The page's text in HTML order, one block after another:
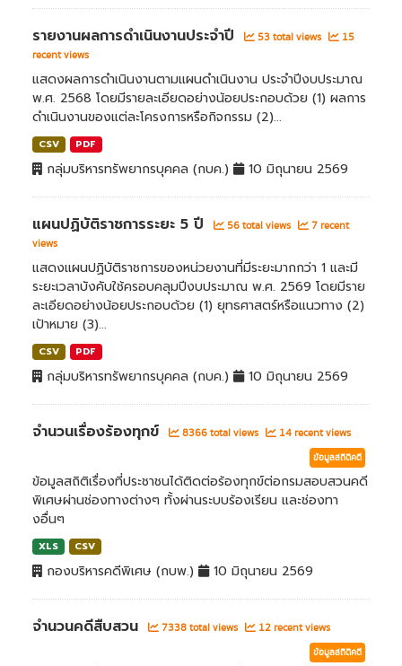
รายงานผลการดำเนินงานประจำปี 53 total views
15
recent views
แสดงผลการดำเนินงานตามแผนดำเนินงาน ประจำปีงบประมาณ
พ.ศ. 2568 โดยมีรายละเอียดอย่างน้อยประกอบด้วย (1) ผลการ
ดำเนินงานของแต่ละโครงการหรือกิจกรรม (2)...
CSV PDF
กลุ่มบริหารทรัพยากรบุคคล (กบค.) 10 มิถุนายน 2569
แผนปฏิบัติราชการระยะ 5 ปี 56 total views
7 recent
views
แสดงแผนปฏิบัติราชการของหน่วยงานที่มีระยะมากกว่า 1 และมี
ระยะเวลาบังคับใช้ครอบคลุมปีงบประมาณ พ.ศ. 2569 โดยมีราย
ละเอียดอย่างน้อยประกอบด้วย (1) ยุทธศาสตร์หรือแนวทาง (2)
เป้าหมาย (3)...
CSV PDF
กลุ่มบริหารทรัพยากรบุคคล (กบค.) 10 มิถุนายน 2569
จำนวนเรื่องร้องทุกข์ 8366 total views 14 recent views
ข้อมูลสถิติคดี
ข้อมูลสถิติเรื่องที่ประชาชนได้ติดต่อร้องทุกข์ต่อกรมสอบสวนคดี
พิเศษผ่านช่องทางต่างๆ ทั้งผ่านระบบร้องเรียน และช่องทา
งอื่นๆ
XLS CSV
กองบริหารคดีพิเศษ (กบพ.) 10 มิถุนายน 2569
จำนวนคดีสืบสวน 7338 total views 12 recent views
ข้อมูลสถิติคดี